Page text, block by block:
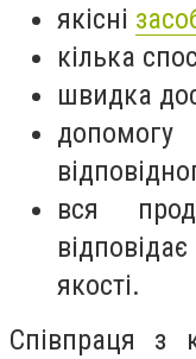
якісні
кілька
швидка
вся
якості.
Співпраця з